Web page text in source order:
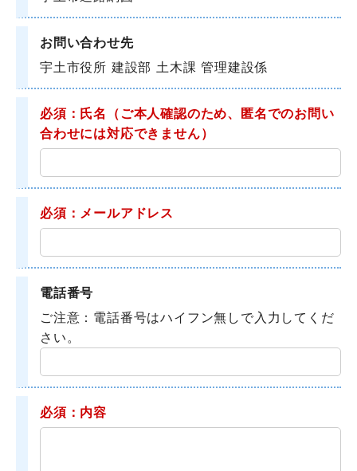
お問い合わせ先
宇土市役所 建設部 土木課 管理建設係
必須：氏名
（ご本人確認のため、匿名でのお問い
合わせには対応できません）
必須：メールアドレス
電話番号
ご注意：電話番号はハイフン無しで入力してくだ
さい。
必須：内容